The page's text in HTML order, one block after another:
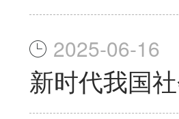
2025-06-16
新时代我国